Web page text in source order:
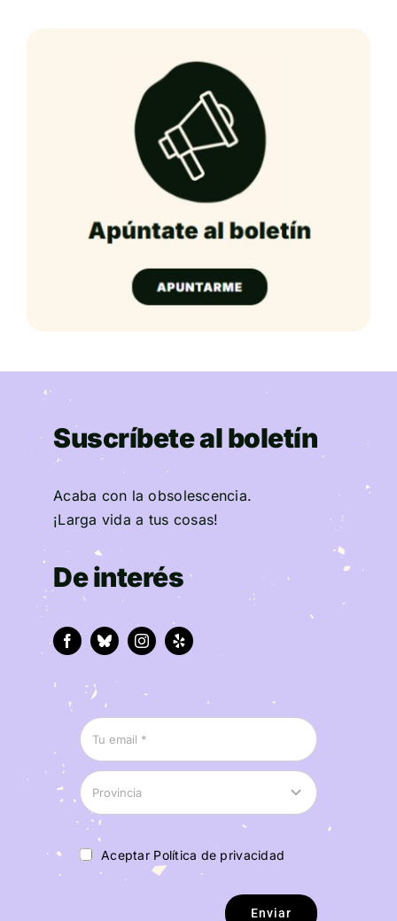
Suscríbete al boletín
Acaba con la obsolescencia.
¡Larga vida a tus cosas!
De interés
Aceptar Política de privacidad
Enviar